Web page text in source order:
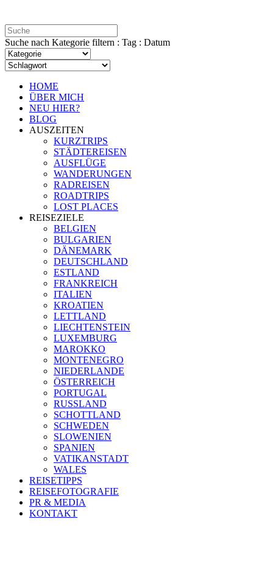
Suche nach Kategorie filtern : Tag : Datum
HOME
ÜBER MICH
NEU HIER?
BLOG
AUSZEITEN
KURZTRIPS
STÄDTEREISEN
AUSFLÜGE
WANDERUNGEN
RADREISEN
ROADTRIPS
LOST PLACES
REISEZIELE
BELGIEN
BULGARIEN
DÄNEMARK
DEUTSCHLAND
ESTLAND
FRANKREICH
ITALIEN
KROATIEN
LETTLAND
LIECHTENSTEIN
LUXEMBURG
MAROKKO
MONTENEGRO
NIEDERLANDE
ÖSTERREICH
PORTUGAL
RUSSLAND
SCHOTTLAND
SCHWEDEN
SLOWENIEN
SPANIEN
VATIKANSTADT
WALES
REISETIPPS
REISEFOTOGRAFIE
PR & MEDIA
KONTAKT